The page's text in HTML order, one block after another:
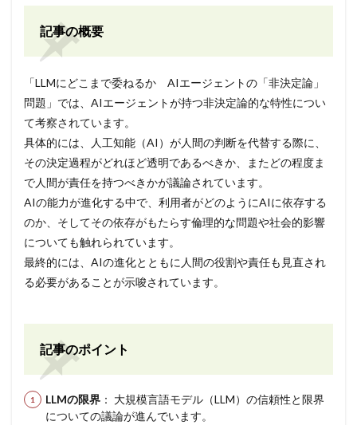
記事の概要
「LLMにどこまで委ねるか AIエージェントの「非決定論」
問題」では、AIエージェントが持つ非決定論的な特性につい
て考察されています。
具体的には、人工知能（AI）が人間の判断を代替する際に、
その決定過程がどれほど透明であるべきか、またどの程度ま
で人間が責任を持つべきかが議論されています。
AIの能力が進化する中で、利用者がどのようにAIに依存する
のか、そしてその依存がもたらす倫理的な問題や社会的影響
についても触れられています。
最終的には、AIの進化とともに人間の役割や責任も見直され
る必要があることが示唆されています。
記事のポイント
LLMの限界 ： 大規模言語モデル（LLM）の信頼性と限界
についての議論が進んでいます。